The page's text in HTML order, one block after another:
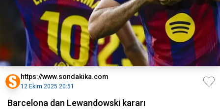
https://www.sondakika.com
12 Ekim 2025 20:51
Barcelona dan Lewandowski kararı